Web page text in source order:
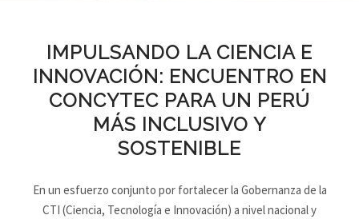
IMPULSANDO LA CIENCIA E
INNOVACIÓN: ENCUENTRO EN
CONCYTEC PARA UN PERÚ
MÁS INCLUSIVO Y
SOSTENIBLE
En un esfuerzo conjunto por fortalecer la Gobernanza de la
CTI (Ciencia, Tecnología e Innovación) a nivel nacional y